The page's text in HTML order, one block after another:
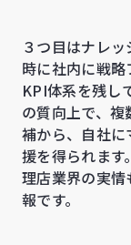
３つ目はナレ
時に社内に戦略
KPI体系を残し
の質向上で、
補から、自社
援を得られま
理店業界の実
報です。